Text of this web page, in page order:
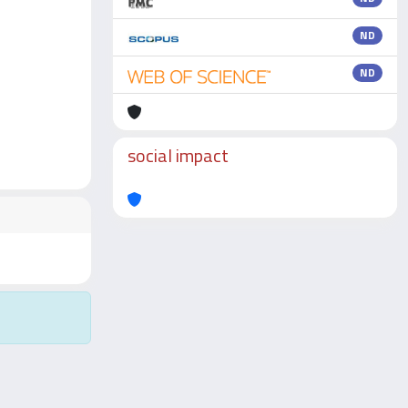
ND
ND
social impact